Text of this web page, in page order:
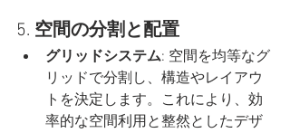
5. 空間の分割と配置
グリッドシステム: 空間を均等なグ
リッドで分割し、構造やレイアウ
トを決定します。これにより、効
率的な空間利用と整然としたデザ